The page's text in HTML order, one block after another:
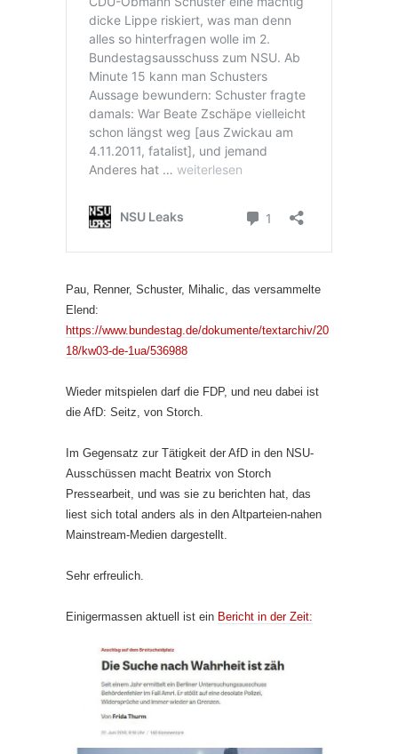
Pau, Renner, Schuster, Mihalic, das versammelte
Elend:
https://www.bundestag.de/dokumente/textarchiv/20
18/kw03-de-1ua/536988
Wieder mitspielen darf die FDP, und neu dabei ist
die AfD: Seitz, von Storch.
Im Gegensatz zur Tätigkeit der AfD in den NSU-
Ausschüssen macht Beatrix von Storch
Pressearbeit, und was sie zu berichten hat, das
liest sich total anders als in den Altparteien-nahen
Mainstream-Medien dargestellt.
Sehr erfreulich.
Einigermassen aktuell ist ein Bericht in der Zeit: